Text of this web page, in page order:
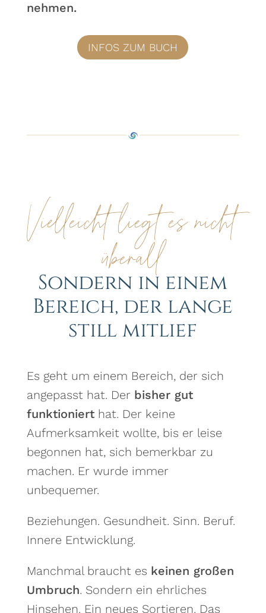
nehmen.
INFOS ZUM BUCH
Vielleicht liegt es nicht
überall
Sondern in einem
Bereich, der lange
still mitlief
Es geht um einem Bereich, der sich
angepasst hat. Der bisher gut
funktionierthat. Der keine
Aufmerksamkeit wollte, bis er leise
begonnen hat, sich bemerkbar zu
machen. Er wurde immer
unbequemer.
Beziehungen. Gesundheit. Sinn. Beruf.
Innere Entwicklung.
Manchmal braucht es keinen großen
Umbruch. Sondern ein ehrliches
Hinsehen. Ein neues Sortieren. Das